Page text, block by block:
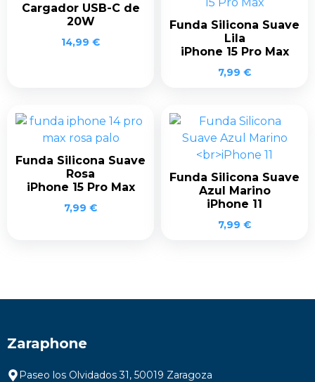
Cargador USB-C de
20W
14,99 €
Funda Silicona Suave
Lila
iPhone 15 Pro Max
7,99 €
Funda Silicona Suave
Rosa
iPhone 15 Pro Max
7,99 €
Funda Silicona Suave
Azul Marino
iPhone 11
7,99 €
Zaraphone
Paseo los Olvidados 31, 50019 Zaragoza